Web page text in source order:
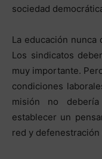
sociedad
La educación nunca
Los sindicatos
muy importante.
condiciones
misión no
establecer un
red y defenestración